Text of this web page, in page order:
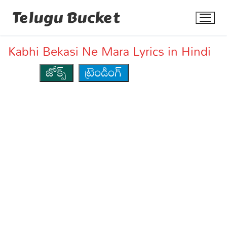
Telugu Bucket
Kabhi Bekasi Ne Mara Lyrics in Hindi
జోక్స్
ట్రెండింగ్